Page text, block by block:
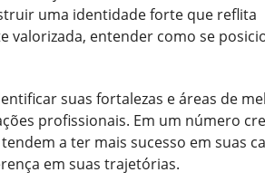
uma identidade forte que reflita
valorizada, entender como se
suas fortalezas e áreas de
profissionais. Em um número
a ter mais sucesso em suas
em suas trajetórias.